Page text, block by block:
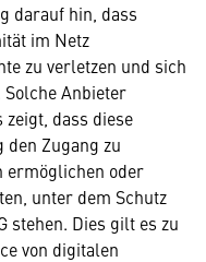
darauf hin, dass
im Netz
zu verletzen und sich
Anbieter
zeigt, dass diese
Zugang zu
ermöglichen oder
unter dem Schutz
stehen. Dies gilt es zu
von digitalen